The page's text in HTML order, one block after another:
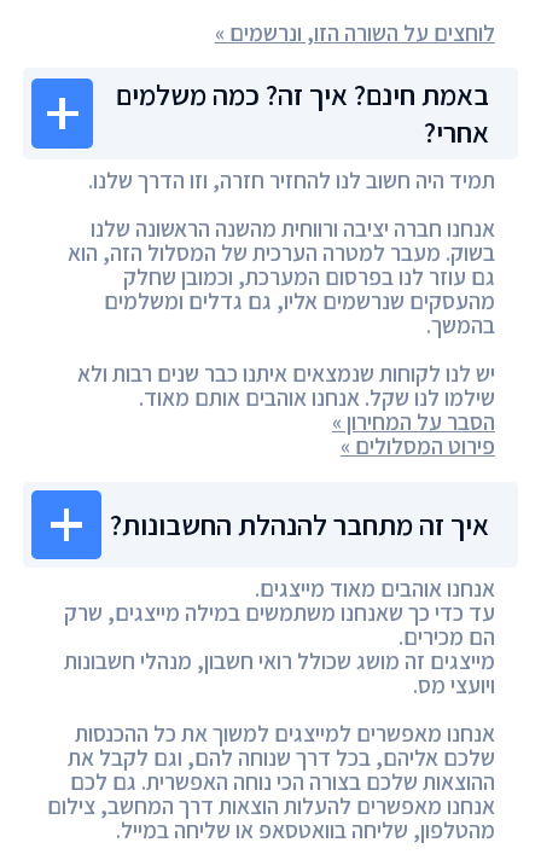
לוחצים על השורה הזו, ונרשמים »
באמת חינם? איך זה? כמה משלמים
אחרי?
תמיד היה חשוב לנו להחזיר חזרה, וזו הדרך שלנו.
אנחנו חברה יציבה ורווחית מהשנה הראשונה שלנו
בשוק. מעבר למטרה הערכית של המסלול הזה, הוא
גם עוזר לנו בפרסום המערכת, וכמובן שחלק
מהעסקים שנרשמים אליו, גם גדלים ומשלמים
בהמשך.
יש לנו לקוחות שנמצאים איתנו כבר שנים רבות ולא
שילמו לנו שקל. אנחנו אוהבים אותם מאוד.
הסבר על המחירון »
פירוט המסלולים »
איך זה מתחבר להנהלת החשבונות?
אנחנו אוהבים מאוד מייצגים.
עד כדי כך שאנחנו משתמשים במילה מייצגים, שרק
הם מכירים.
מייצגים זה מושג שכולל רואי חשבון, מנהלי חשבונות
ויועצי מס.
אנחנו מאפשרים למייצגים למשוך את כל ההכנסות
שלכם אליהם, בכל דרך שנוחה להם, וגם לקבל את
ההוצאות שלכם בצורה הכי נוחה האפשרית. גם לכם
אנחנו מאפשרים להעלות הוצאות דרך המחשב, צילום
מהטלפון, שליחה בוואטסאפ או שליחה במייל.